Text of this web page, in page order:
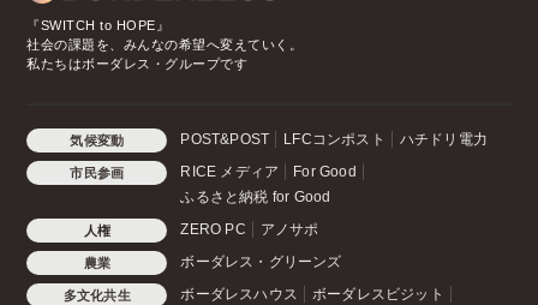
『SWITCH to HOPE』
社会の課題を、みんなの希望へ変えていく。
私たちはボーダレス・グループです
気候変動 POST&POST LFCコンポスト ハチドリ電力
市民参画 RICE メディア
For Good
ふるさと納税 for Good
人権 ZERO PC アノサポ
農業 ボーダレス・グリーンズ
多文化共生 ボーダレスハウス
ボーダレスビジット